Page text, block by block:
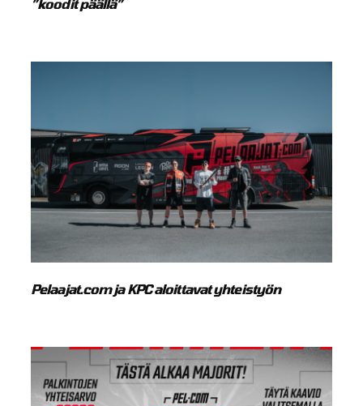
”koodit päällä”
Pelaajat.com ja KPC aloittavat yhteistyön